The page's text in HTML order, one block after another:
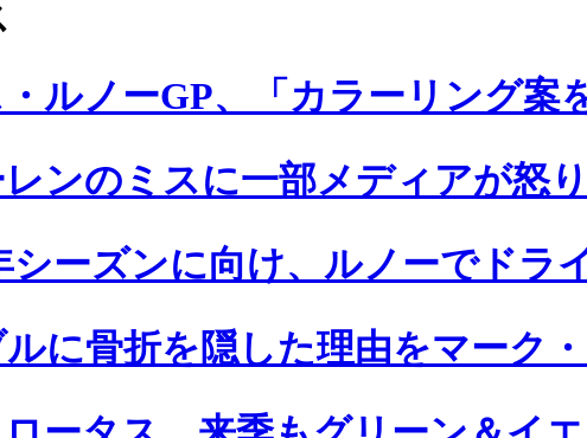
ルノーGP、「カラーリング案
ンのミスに一部メディアが怒り
シーズンに向け、ルノーでドラ
に骨折を隠した理由をマーク